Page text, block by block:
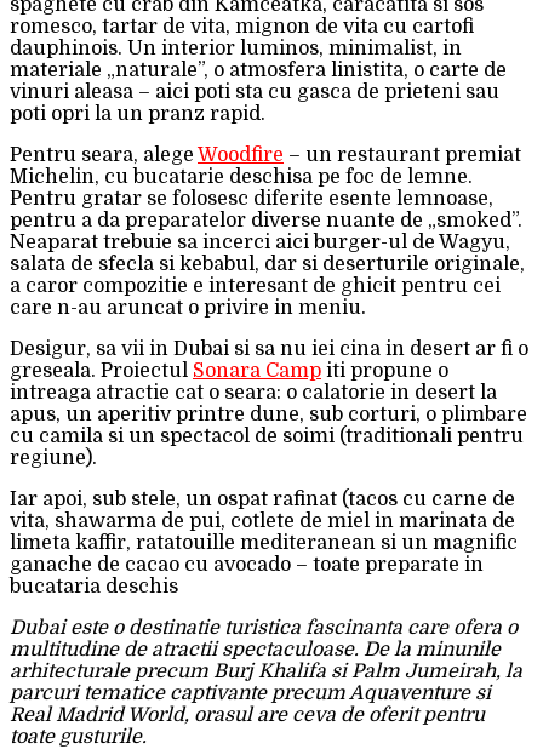
spaghete cu crab din Kamceatka, caracatita si sos
romesco, tartar de vita, mignon de vita cu cartofi
dauphinois. Un interior luminos, minimalist, in
materiale „naturale”, o atmosfera linistita, o carte de
vinuri aleasa – aici poti sta cu gasca de prieteni sau
poti opri la un pranz rapid.
Pentru seara, alege Woodfire – un restaurant premiat
Michelin, cu bucatarie deschisa pe foc de lemne.
Pentru gratar se folosesc diferite esente lemnoase,
pentru a da preparatelor diverse nuante de „smoked”.
Neaparat trebuie sa incerci aici burger-ul de Wagyu,
salata de sfecla si kebabul, dar si deserturile originale,
a caror compozitie e interesant de ghicit pentru cei
care n-au aruncat o privire in meniu.
Desigur, sa vii in Dubai si sa nu iei cina in desert ar fi o
greseala. Proiectul Sonara Camp iti propune o
intreaga atractie cat o seara: o calatorie in desert la
apus, un aperitiv printre dune, sub corturi, o plimbare
cu camila si un spectacol de soimi (traditionali pentru
regiune).
Iar apoi, sub stele, un ospat rafinat (tacos cu carne de
vita, shawarma de pui, cotlete de miel in marinata de
limeta kaffir, ratatouille mediteranean si un magnific
ganache de cacao cu avocado – toate preparate in
bucataria deschis
Dubai este o destinatie turistica fascinanta care ofera o
multitudine de atractii spectaculoase. De la minunile
arhitecturale precum Burj Khalifa si Palm Jumeirah, la
parcuri tematice captivante precum Aquaventure si
Real Madrid World, orasul are ceva de oferit pentru
toate gusturile.